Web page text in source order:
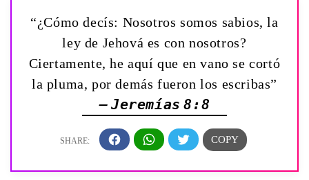
“¿Cómo decís: Nosotros somos sabios, la
ley de Jehová es con nosotros?
Ciertamente, he aquí que en vano se cortó
la pluma, por demás fueron los escribas”
— Jeremías 8:8